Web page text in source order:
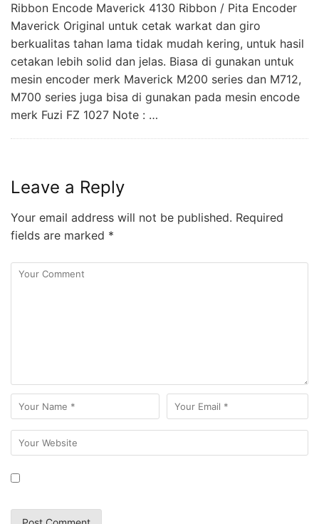
Ribbon Encode Maverick 4130 Ribbon / Pita Encoder
Maverick Original untuk cetak warkat dan giro
berkualitas tahan lama tidak mudah kering, untuk hasil
cetakan lebih solid dan jelas. Biasa di gunakan untuk
mesin encoder merk Maverick M200 series dan M712,
M700 series juga bisa di gunakan pada mesin encode
merk Fuzi FZ 1027 Note : …
Leave a Reply
Your email address will not be published. Required
fields are marked *